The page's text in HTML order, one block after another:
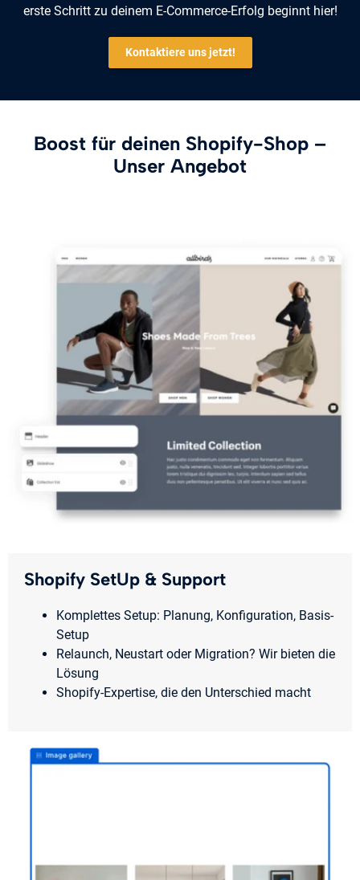
erste Schritt zu deinem E-Commerce-Erfolg beginnt hier!
Kontaktiere uns jetzt!
Boost für deinen Shopify-Shop –
Unser Angebot
Shopify SetUp & Support
Komplettes Setup: Planung, Konfiguration, Basis-
Setup
Relaunch, Neustart oder Migration? Wir bieten die
Lösung
Shopify-Expertise, die den Unterschied macht